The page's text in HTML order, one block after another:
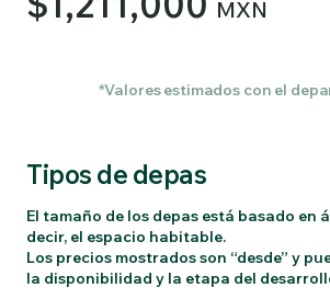
MXN
*Valores estimados con el
Tipos de depas
El tamaño de los depas está basado en
decir, el espacio habitable.
Los precios mostrados son “desde” y
la disponibilidad y la etapa del